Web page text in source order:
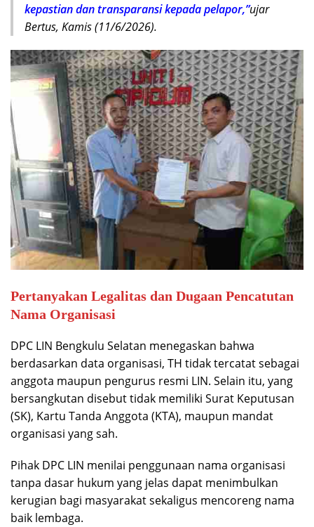
kepastian dan transparansi kepada pelapor,”ujar
Bertus, Kamis (11/6/2026).
Pertanyakan Legalitas dan Dugaan Pencatutan
Nama Organisasi
DPC LIN Bengkulu Selatan menegaskan bahwa
berdasarkan data organisasi, TH tidak tercatat sebagai
anggota maupun pengurus resmi LIN. Selain itu, yang
bersangkutan disebut tidak memiliki Surat Keputusan
(SK), Kartu Tanda Anggota (KTA), maupun mandat
organisasi yang sah.
Pihak DPC LIN menilai penggunaan nama organisasi
tanpa dasar hukum yang jelas dapat menimbulkan
kerugian bagi masyarakat sekaligus mencoreng nama
baik lembaga.